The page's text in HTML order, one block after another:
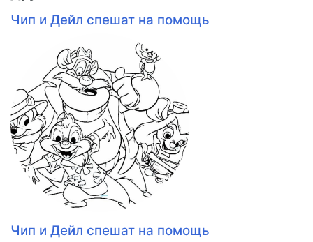
Чип и Дейл спешат на помощь
Чип и Дейл спешат на помощь